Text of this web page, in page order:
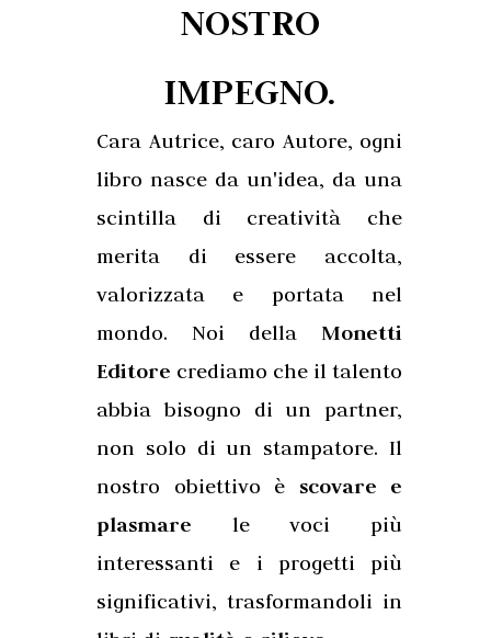
NOSTRO
IMPEGNO.
Cara Autrice, caro Autore, ogni
libro nasce da un'idea, da una
scintilla di creatività che
merita di essere accolta,
valorizzata e portata nel
mondo. Noi della Monetti
Editore crediamo che il talento
abbia bisogno di un partner,
non solo di un stampatore. Il
nostro obiettivo è scovare e
plasmare le voci più
interessanti e i progetti più
significativi, trasformandoli in